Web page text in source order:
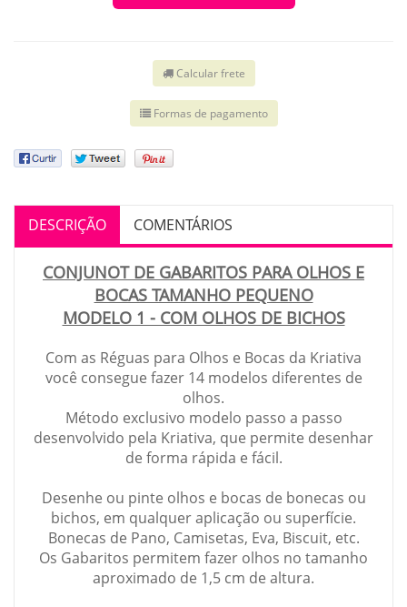
Calcular frete
Formas de pagamento
DESCRIÇÃO COMENTÁRIOS
CONJUNOT DE GABARITOS PARA OLHOS E
BOCAS TAMANHO PEQUENO
MODELO 1 - COM OLHOS DE BICHOS
Com as Réguas para Olhos e Bocas da Kriativa
você consegue fazer 14 modelos diferentes de
olhos.
Método exclusivo modelo passo a passo
desenvolvido pela Kriativa, que permite desenhar
de forma rápida e fácil.
Desenhe ou pinte olhos e bocas de bonecas ou
bichos, em qualquer aplicação ou superfície.
Bonecas de Pano, Camisetas, Eva, Biscuit, etc.
Os Gabaritos permitem fazer olhos no tamanho
aproximado de 1,5 cm de altura.